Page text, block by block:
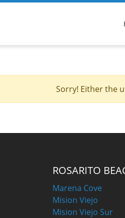
Sorry! Either the
ROSARITO
Marena Cove
Mision Viejo
Mision Viejo Sur